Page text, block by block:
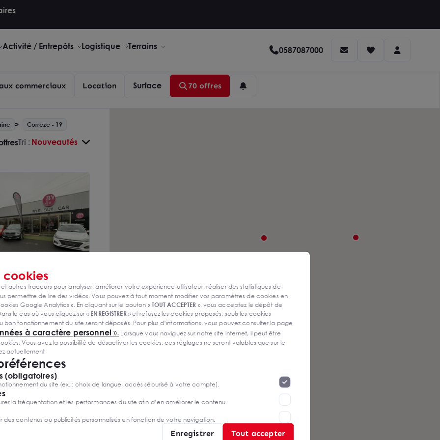
Activité / Entrepôts Logistique Terrains 0587087000
commerciaux Location Surface 70 offres
Correze - 19
Tri : Nouveautés
de 500 m² en
maximale sur
à Malemort
cookies
et autres traceurs pour analyser, améliorer votre expérience utilisateur, réaliser des statistiques de
permettre de lire des vidéos. Vous pouvez à tout moment modifier vos paramètres de cookies en
Google Analytics ». En cliquant sur le bouton «TOUT ACCEPTER », vous acceptez le dépôt de
le cas où vous cliquez sur « ENREGISTRER» et refusez les cookies proposés, seuls les cookies
bon fonctionnement du site seront déposés. Pour plus d’informations, vous pouvez consulter la page
à caractère personnel ». Lorsque vous naviguez sur notre site internet, il peut être
Vous avez la possibilité de désactiver les cookies, ces réglages ne seront valables que sur le
actuellement
(obligatoires)
du site (ex. : choix de langue, accès sécurisé à votre compte).
la fréquentation et les performances du site afin d’en améliorer le contenu.
des contenus ou publicités personnalisés en fonction de votre navigation.
Enregistrer Tout accepter